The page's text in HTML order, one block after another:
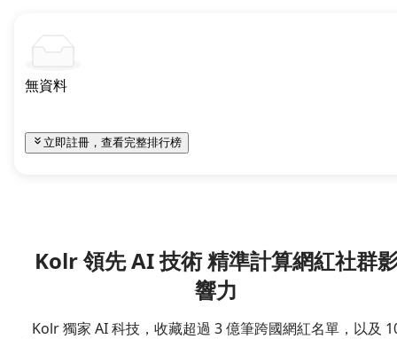
無資料
立即註冊，查看完整排行榜
Kolr 領先 AI 技術 精準計算網紅社群
響力
Kolr 獨家 AI 科技，收藏超過 3 億筆跨國網紅名單，以及